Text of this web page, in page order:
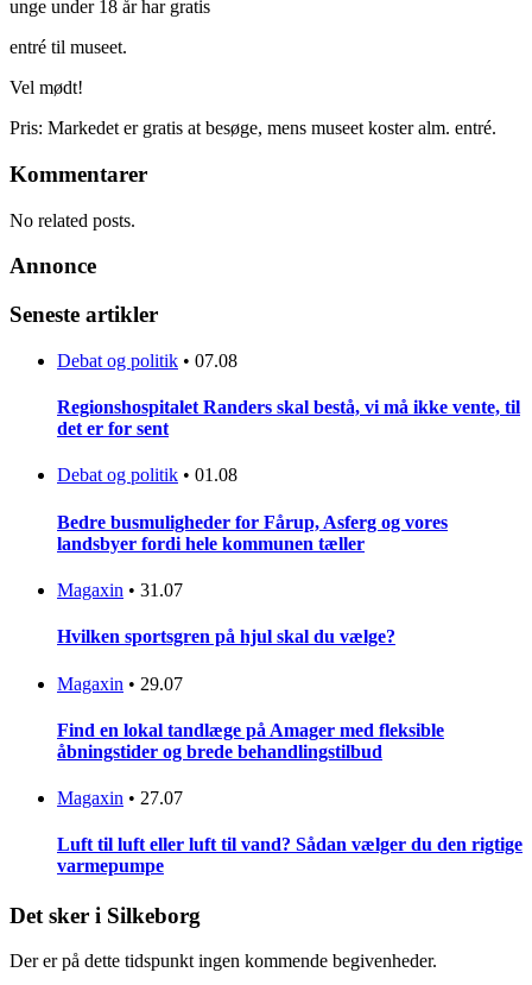
unge under 18 år har gratis
entré til museet.
Vel mødt!
Pris: Markedet er gratis at besøge, mens museet koster alm. entré.
Kommentarer
No related posts.
Annonce
Seneste artikler
Debat og politik • 07.08
Regionshospitalet Randers skal bestå, vi må ikke vente, til
det er for sent
Debat og politik • 01.08
Bedre busmuligheder for Fårup, Asferg og vores
landsbyer fordi hele kommunen tæller
Magaxin • 31.07
Hvilken sportsgren på hjul skal du vælge?
Magaxin • 29.07
Find en lokal tandlæge på Amager med fleksible
åbningstider og brede behandlingstilbud
Magaxin • 27.07
Luft til luft eller luft til vand? Sådan vælger du den rigtige
varmepumpe
Det sker i Silkeborg
Der er på dette tidspunkt ingen kommende begivenheder.